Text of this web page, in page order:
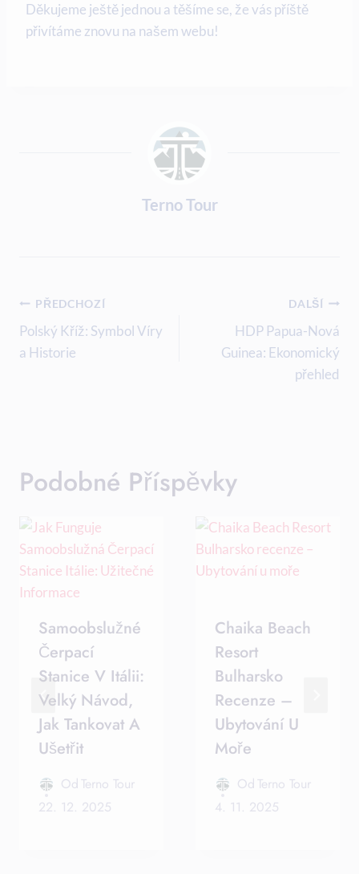
Děkujeme ještě jednou a těšíme ​se, že vás příště
přivítáme znovu na našem ​webu!
Terno Tour
Navigace
Pro
Příspěvek
PŘEDCHOZÍ
Polský Kříž: Symbol Víry
a Historie
DALŠÍ
HDP Papua-Nová
Guinea: Ekonomický
přehled
Podobné Příspěvky
Samoobslužné
Čerpací
Stanice V Itálii:
Velký Návod,
Jak Tankovat A
Ušetřit
Od Terno Tour
22. 12. 2025
Chaika Beach
Resort
Bulharsko
Recenze –
Ubytování U
Moře
Od Terno Tour
4. 11. 2025